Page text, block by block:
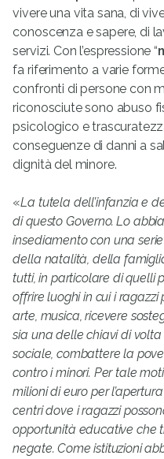
vivere una vita sana, di
conoscenza e sapere, di
servizi. Con l’espressione “
fa riferimento a varie
confronti di persone con
riconosciute sono abuso
psicologico e
conseguenze di danni a
dignità del minore.
«La tutela dell’infanzia e
di questo Governo. Lo
insediamento con una
della natalità, della
tutti, in particolare di quelli
offrire luoghi in cui i ragazzi
arte, musica, ricevere
sia una delle chiavi di volta
sociale, combattere la
contro i minori. Per tale
milioni di euro per
centri dove i ragazzi
opportunità educative che
negate. Come istituzioni